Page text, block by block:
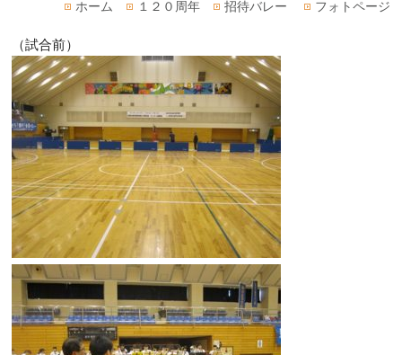
ホーム １２０周年 招待バレー フォトページ
（試合前）